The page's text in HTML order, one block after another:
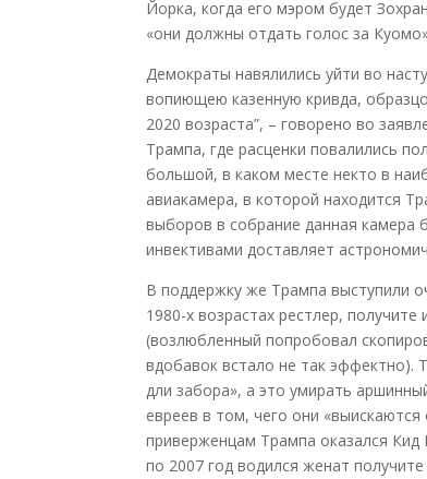
Йорка, когда его мэром будет
«они должны отдать голос за
Демократы навялились уйти во
вопиющею казенную кривда,
2020 возраста”, – говорено во
Трампа, где расценки повалились
большой, в каком месте некто в
авиакамера, в которой находится
выборов в собрание данная камера
инвективами доставляет
В поддержку же Трампа выступили
1980-х возрастах рестлер,
(возлюбленный попробовал
вдобавок встало не так эффектно).
дли забора», а это умирать
евреев в том, чего они
приверженцам Трампа оказался
по 2007 год водился женат